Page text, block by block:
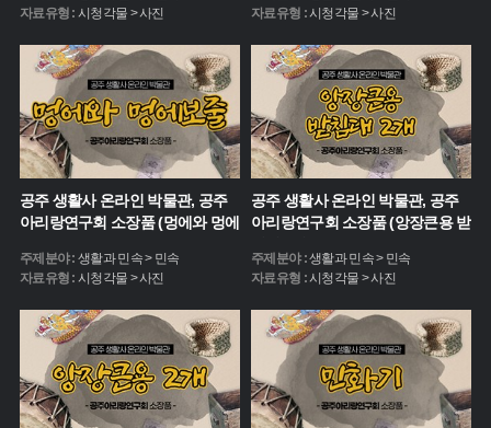
자료유형 : 시청각물 > 사진
자료유형 :시청각물 > 사진
공주 생활사 온라인 박물관, 공주
아리랑연구회 소장품 (멍에와 멍에
주제분야 : 생활과 민속 > 민속
자료유형 : 시청각물 > 사진
공주 생활사 온라인 박물관, 공주
아리랑연구회 소장품 (앙장큰용 받
주제분야 :생활과 민속 > 민속
자료유형 :시청각물 > 사진